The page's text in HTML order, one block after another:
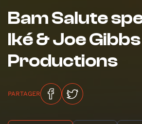
Bam Salute
Iké & Joe Gibbs
Productions
PARTAGER